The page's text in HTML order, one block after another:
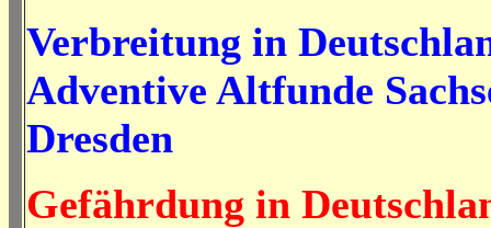
Verbreitung in
Adventive Altfunde
Dresden
Gefährdung in